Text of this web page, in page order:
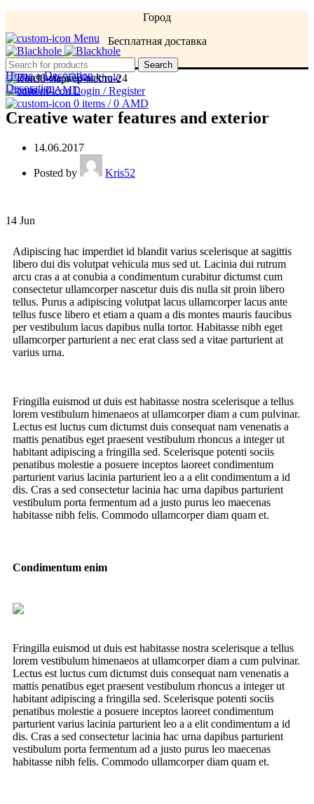
Город
Бесплатная доставка
Menu
0items / 0AMD
Menu
Search
Login / Register
0 items / 0 AMD
Home»Decoration»
Decoration
Creative water features and exterior
14.06.2017
Posted by Kris52
14 Jun
Adipiscing hac imperdiet id blandit varius scelerisque at sagittis
libero dui dis volutpat vehicula mus sed ut. Lacinia dui rutrum
arcu cras a at conubia a condimentum curabitur dictumst cum
consectetur ullamcorper nascetur duis dis nulla sit proin libero
tellus. Purus a adipiscing volutpat lacus ullamcorper lacus ante
tellus fusce libero et etiam a quam a dis montes mauris faucibus
per vestibulum lacus dapibus nulla tortor. Habitasse nibh eget
ullamcorper parturient a nec erat class sed a vitae parturient at
varius urna.
Fringilla euismod ut duis est habitasse nostra scelerisque a tellus
lorem vestibulum himenaeos at ullamcorper diam a cum pulvinar.
Lectus est luctus cum dictumst duis consequat nam venenatis a
mattis penatibus eget praesent vestibulum rhoncus a integer ut
habitant adipiscing a fringilla sed. Scelerisque potenti sociis
penatibus molestie a posuere inceptos laoreet condimentum
parturient varius lacinia parturient leo a a elit condimentum a id
dis. Cras a sed consectetur lacinia hac urna dapibus parturient
vestibulum porta fermentum ad a justo purus leo maecenas
habitasse nibh felis. Commodo ullamcorper diam quam et.
Condimentum enim
Fringilla euismod ut duis est habitasse nostra scelerisque a tellus
lorem vestibulum himenaeos at ullamcorper diam a cum pulvinar.
Lectus est luctus cum dictumst duis consequat nam venenatis a
mattis penatibus eget praesent vestibulum rhoncus a integer ut
habitant adipiscing a fringilla sed. Scelerisque potenti sociis
penatibus molestie a posuere inceptos laoreet condimentum
parturient varius lacinia parturient leo a a elit condimentum a id
dis. Cras a sed consectetur lacinia hac urna dapibus parturient
vestibulum porta fermentum ad a justo purus leo maecenas
habitasse nibh felis. Commodo ullamcorper diam quam et.